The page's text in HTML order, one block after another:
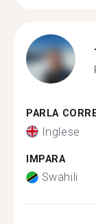
PARLA
Inglese
IMPARA
Swahili